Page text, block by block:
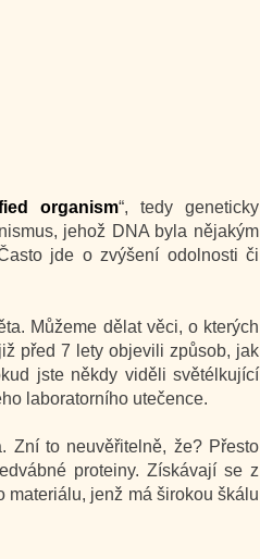
organism“, tedy geneticky
jehož DNA byla nějakým
jde o zvýšení odolnosti či
Můžeme dělat věci, o kterých
před 7 lety objevili způsob, jak
jste někdy viděli světélkující
laboratorního utečence.
Zní to neuvěřitelně, že? Přesto
proteiny. Získávají se z
materiálu, jenž má širokou škálu